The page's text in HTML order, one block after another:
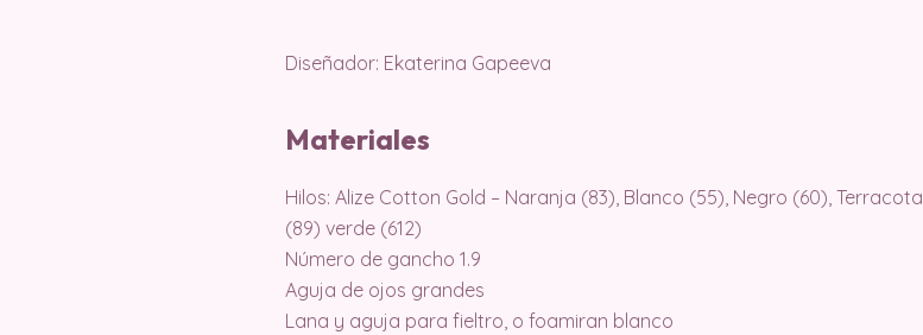
Diseñador: Ekaterina Gapeeva
Materiales
Hilos: Alize Cotton Gold – Naranja (83), Blanco (55), Negro (60), Terracota
(89) verde (612)
Número de gancho 1.9
Aguja de ojos grandes
Lana y aguja para fieltro, o foamiran blanco